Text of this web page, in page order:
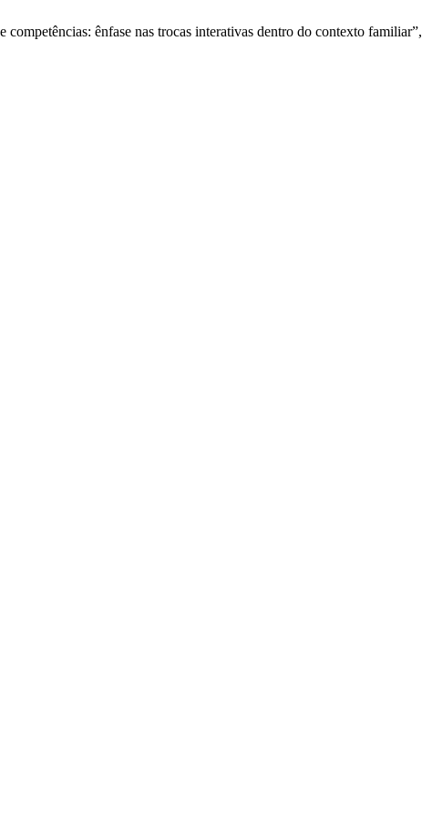
ênfase nas trocas interativas dentro do contexto familiar”,